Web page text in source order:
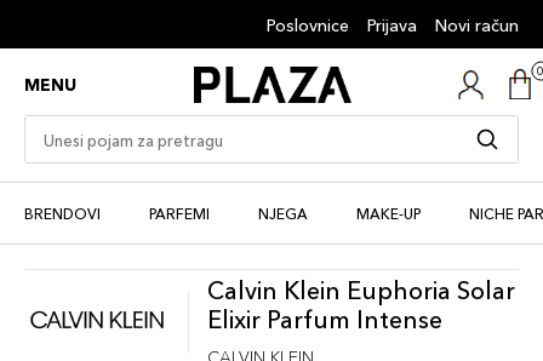
Poslovnice Prijava Novi račun
MENU
BRENDOVI PARFEMI NJEGA MAKE-UP NICHE
Calvin Klein Euphoria Solar
Elixir Parfum Intense